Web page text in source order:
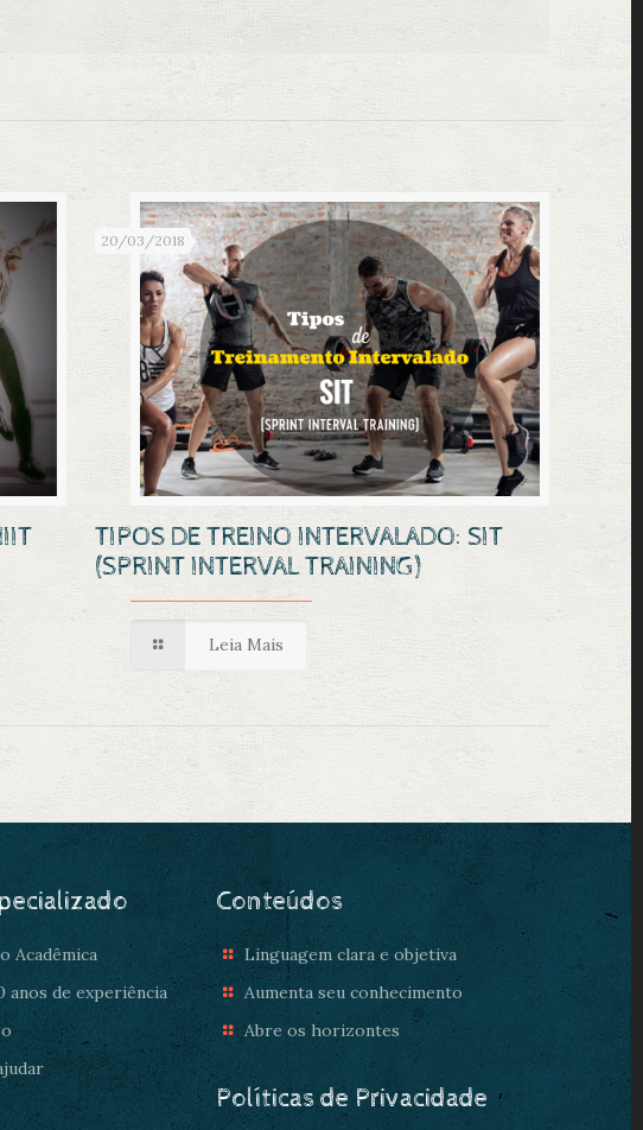
20/03/2018
TIPOS DE TREINO INTERVALADO: SIT
(SPRINT INTERVAL TRAINING)
Leia Mais
Acadêmica
anos de experiência
Conteúdos
Linguagem clara e objetiva
Aumenta seu conhecimento
Abre os horizontes
Políticas de Privacidade